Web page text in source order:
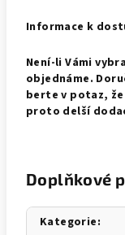
Informace k
Není-li Vámi
objednáme.
berte v potaz,
proto delší
Doplňkové
Kategorie: